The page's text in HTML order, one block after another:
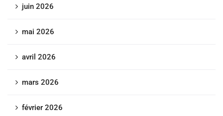
juin 2026
mai 2026
avril 2026
mars 2026
février 2026